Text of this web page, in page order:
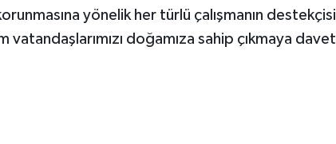
yönelik her türlü çalışmanın destekçisi
vatandaşlarımızı doğamıza sahip çıkmaya davet